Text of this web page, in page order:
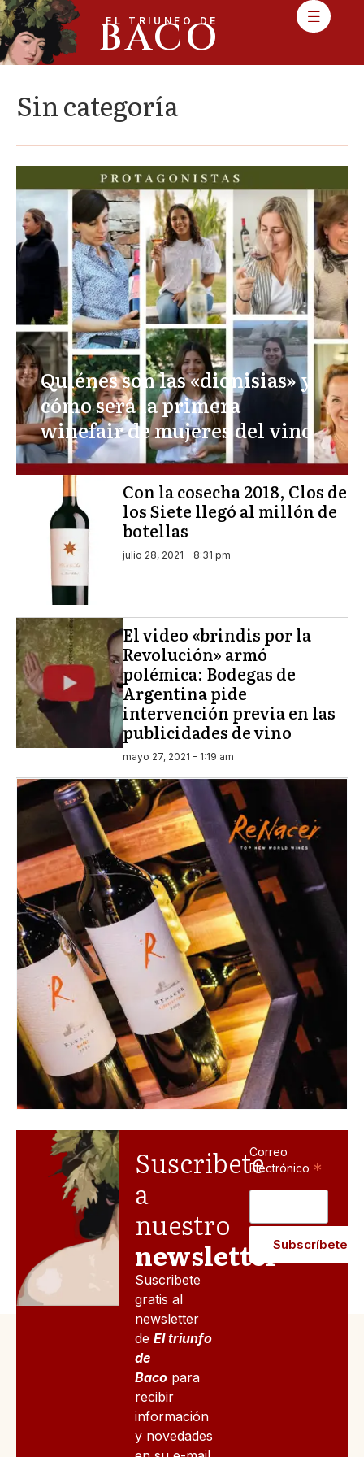
EL TRIUNFO DE
BACO
Sin categoría
Quiénes son las «dionisias» y
cómo será la primera
winefair de mujeres del vino
Con la cosecha 2018, Clos de
los Siete llegó al millón de
botellas
julio 28, 2021 - 8:31 pm
El video «brindis por la
Revolución» armó
polémica: Bodegas de
Argentina pide
intervención previa en las
publicidades de vino
mayo 27, 2021 - 1:19 am
Suscribete
a
nuestro
newsletter
Suscribete
gratis al
newsletter
deEl triunfo
de
Baco para
recibir
información
y novedades
Correo
Electrónico *